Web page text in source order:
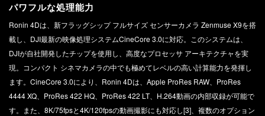
パワフルな処理能力
Ronin 4Dは、新フラッグシップ フルサイズ センサーカメラ Zenmuse X9を搭
載し、DJI最新の映像処理システムCineCore 3.0に対応。このシステムは、
DJIが自社開発したチップを使用し、高度なプロセッサ アーキテクチャを実
現。コンパクト シネマカメラの中でも極めてレベルの高い計算能力を発揮し
ます。CineCore 3.0により、Ronin 4Dは、Apple ProRes RAW、ProRes
4444 XQ、ProRes 422 HQ、ProRes 422 LT、H.264動画の内部収録が可能で
す。また、8K/75fpsと4K/120fpsの動画撮影にも対応し[3]、複数のオプション